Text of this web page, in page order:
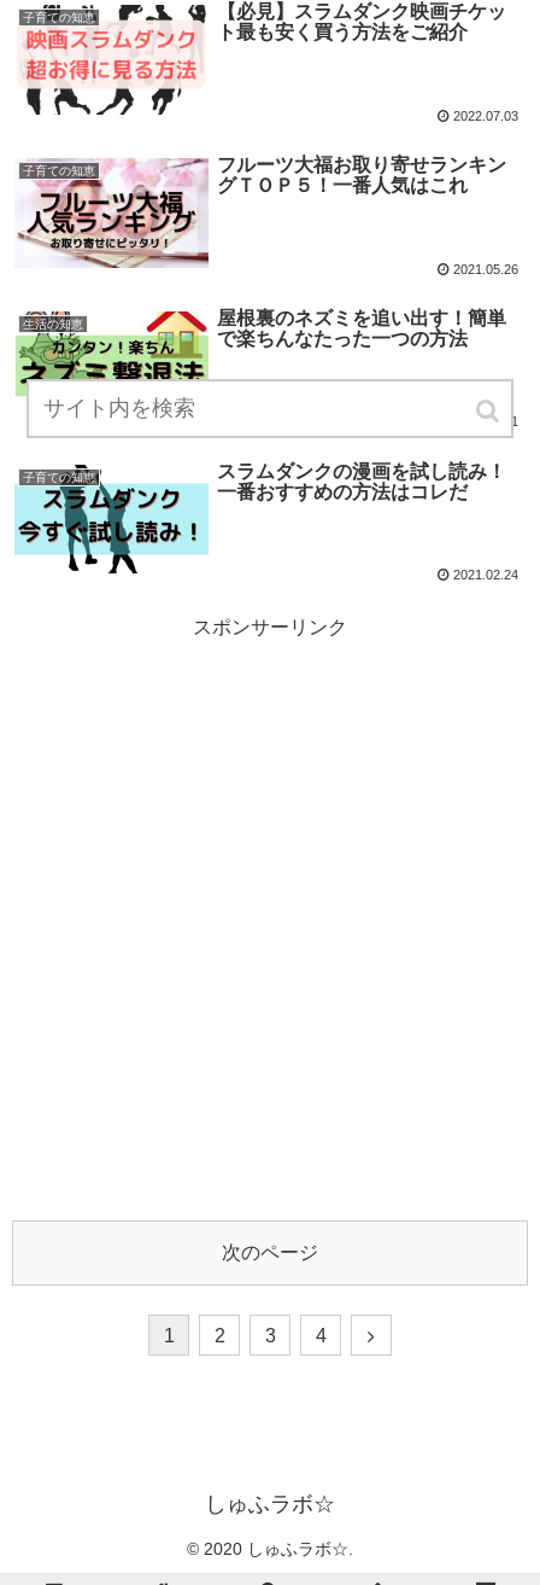
子育ての知恵
【必見】スラムダンク映画チケッ
ト最も安く買う方法をご紹介
2022.07.03
子育ての知恵
フルーツ大福お取り寄せランキン
グＴＯＰ５！一番人気はこれ
2021.05.26
生活の知恵
屋根裏のネズミを追い出す！簡単
で楽ちんなたった一つの方法
2021.05.01
子育ての知恵
スラムダンクの漫画を試し読み！
一番おすすめの方法はコレだ
2021.02.24
スポンサーリンク
次のページ
1 2 3 4
しゅふラボ☆
© 2020 しゅふラボ☆.